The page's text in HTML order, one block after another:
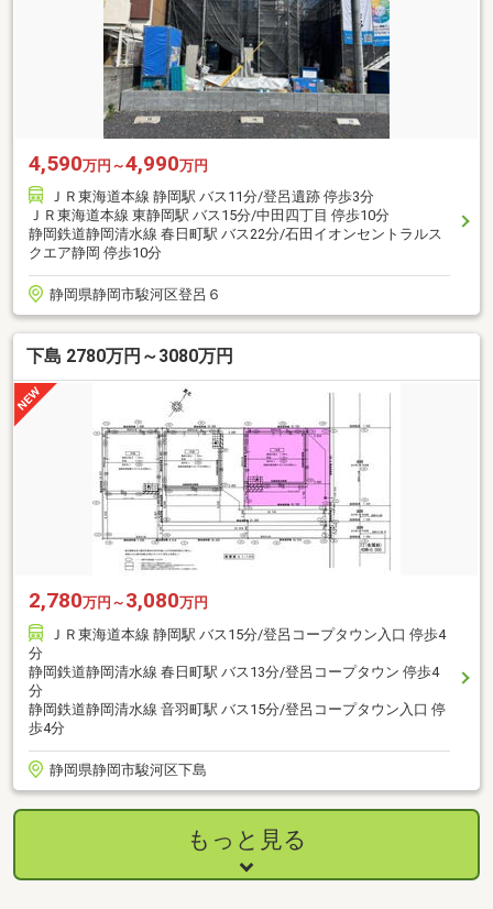
4,590万円～4,990万円
ＪＲ東海道本線 静岡駅 バス11分/登呂遺跡 停歩3分
ＪＲ東海道本線 東静岡駅 バス15分/中田四丁目 停歩10分
静岡鉄道静岡清水線 春日町駅 バス22分/石田イオンセントラルス
クエア静岡 停歩10分
静岡県静岡市駿河区登呂６
下島 2780万円～3080万円
2,780万円～ 3,080万円
ＪＲ東海道本線 静岡駅 バス15分/登呂コープタウン入口 停歩4
分
静岡鉄道静岡清水線 春日町駅 バス13分/登呂コープタウン 停歩4
分
静岡鉄道静岡清水線 音羽町駅 バス15分/登呂コープタウン入口 停
歩4分
静岡県静岡市駿河区下島
もっと見る